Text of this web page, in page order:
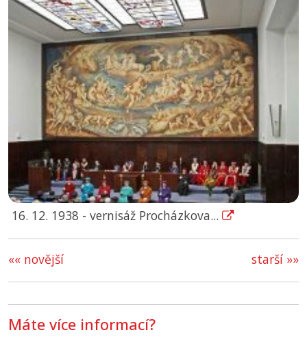
16. 12. 1938 - vernisáž Procházkova...
starší »»
«« novější
Máte více informací?